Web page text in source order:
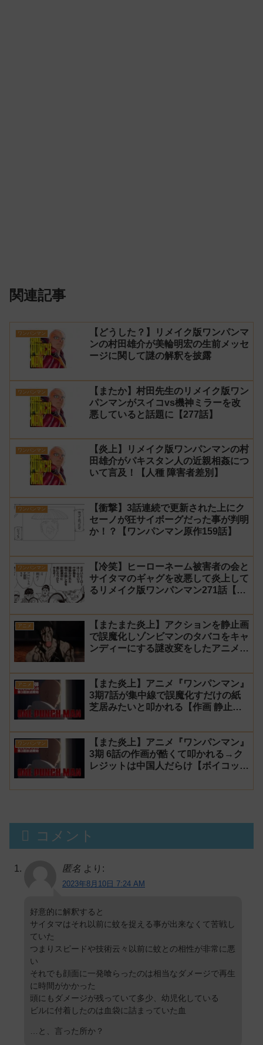
関連記事
ワンパンマン
【どうした？】リメイク版ワンパンマ
ンの村田雄介が美輪明宏の生前メッセ
ージに関して謎の解釈を披露
ワンパンマン
【またか】村田先生のリメイク版ワン
パンマンがスイコvs機神ミラーを改
悪していると話題に【277話】
ワンパンマン
【炎上】リメイク版ワンパンマンの村
田雄介がパキスタン人の近親相姦につ
いて言及！【人種 障害者差別】
ワンパンマン
【衝撃】3話連続で更新された上にク
セーノが狂サイボーグだった事が判明
か！？【ワンパンマン原作159話】
ワンパンマン
【冷笑】ヒーローネーム被害者の会と
サイタマのギャグを改悪して炎上して
るリメイク版ワンパンマン271話【村
アニメ
【またまた炎上】アクションを静止画
で誤魔化しゾンビマンのタバコをキャ
ンディーにする謎改変をしたアニメ
アニメ
【また炎上】アニメ『ワンパンマン』
3期7話が集中線で誤魔化すだけの紙
芝居みたいと叩かれる【作画 静止
ワンパンマン
【また炎上】アニメ『ワンパンマン』
3期 6話の作画が酷くて叩かれる→ク
レジットは中国人だらけ【ボイコッ
コメント
匿名 より:
2023年8月10日 7:24 AM
好意的に解釈すると
サイタマはそれ以前に蚊を捉える事が出来なくて苦戦し
ていた
つまりスピードや技術云々以前に蚊との相性が非常に悪
い
それでも顔面に一発喰らったのは相当なダメージで再生
に時間がかかった
頭にもダメージが残っていて多少、幼児化している
ビルに付着したのは血袋に詰まっていた血
…と、言った所か？